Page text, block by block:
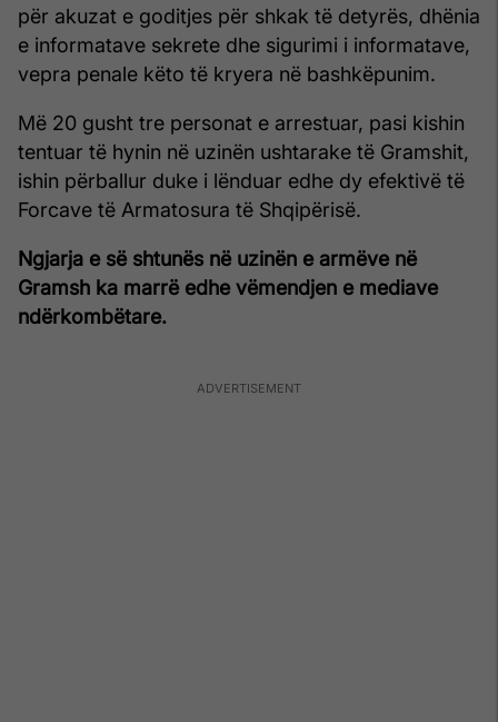
për akuzat e goditjes për shkak të detyrës, dhënia
e informatave sekrete dhe sigurimi i informatave,
vepra penale këto të kryera në bashkëpunim.
Më 20 gusht tre personat e arrestuar, pasi kishin
tentuar të hynin në uzinën ushtarake të Gramshit,
ishin përballur duke i lënduar edhe dy efektivë të
Forcave të Armatosura të Shqipërisë.
Ngjarja e së shtunës në uzinën e armëve në
Gramsh ka marrë edhe vëmendjen e mediave
ndërkombëtare.